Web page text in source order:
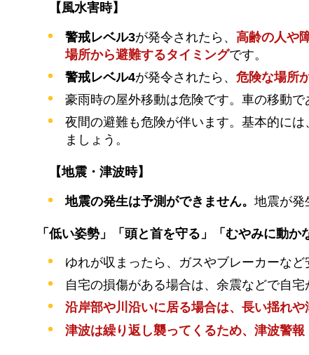
【風水害時】
警戒レベル3が発令されたら、高齢の人や
場所から避難するタイミングです。
警戒レベル4が発令されたら、危険な場所
豪雨時の屋外移動は危険です。車の移動で
夜間の避難も危険が伴います。基本的には
ましょう。
【地震・津波時】
地震の発生は予測ができません。地震が発
「低い姿勢」「頭と首を守る」「むやみに動か
ゆれが収まったら、ガスやブレーカーなど
自宅の損傷がある場合は、余震などで自
沿岸部や川沿いに居る場合は、長い揺れ
津波は繰り返し襲ってくるため、津波警